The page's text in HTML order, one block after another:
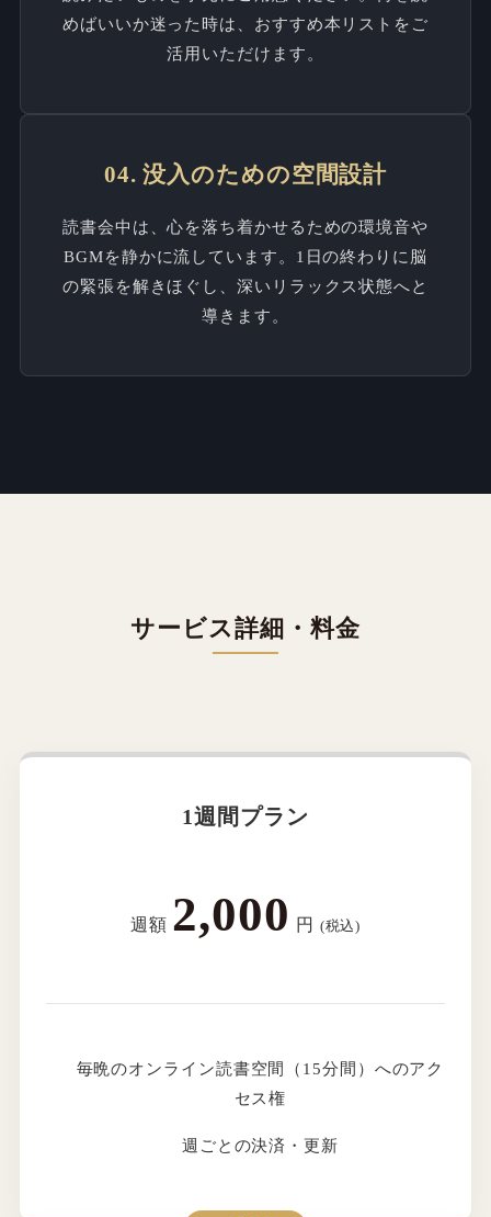
めばいいか迷った時は、おすすめ本リストをご
活用いただけます。
04. 没入のための空間設計
読書会中は、心を落ち着かせるための環境音や
BGMを静かに流しています。1日の終わりに脳
の緊張を解きほぐし、深いリラックス状態へと
導きます。
サービス詳細・料金
1週間プラン
週額 2,000 円 (税込)
毎晩のオンライン読書空間（15分間）へのアク
セス権
週ごとの決済・更新